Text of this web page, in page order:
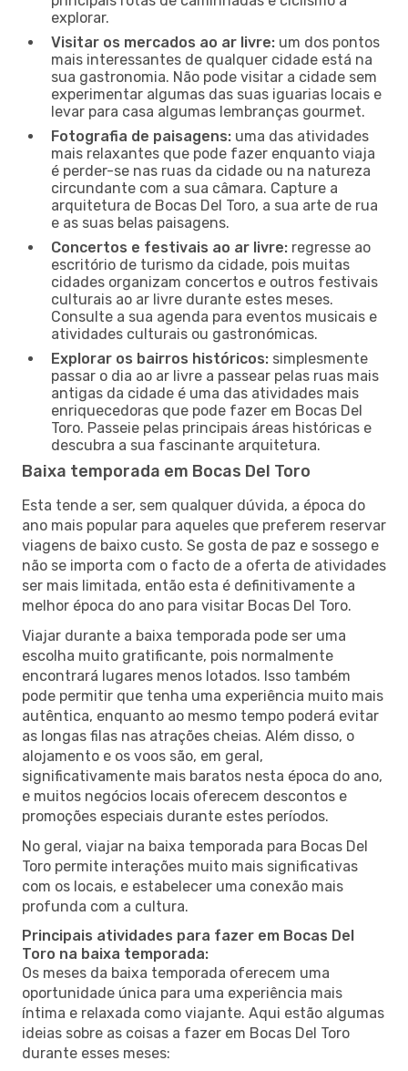
explorar.
Visitar os mercados ao ar livre: um dos pontos
mais interessantes de qualquer cidade está na
sua gastronomia. Não pode visitar a cidade sem
experimentar algumas das suas iguarias locais e
levar para casa algumas lembranças gourmet.
Fotografia de paisagens: uma das atividades
mais relaxantes que pode fazer enquanto viaja
é perder-se nas ruas da cidade ou na natureza
circundante com a sua câmara. Capture a
arquitetura de Bocas Del Toro, a sua arte de rua
e as suas belas paisagens.
Concertos e festivais ao ar livre: regresse ao
escritório de turismo da cidade, pois muitas
cidades organizam concertos e outros festivais
culturais ao ar livre durante estes meses.
Consulte a sua agenda para eventos musicais e
atividades culturais ou gastronómicas.
Explorar os bairros históricos: simplesmente
passar o dia ao ar livre a passear pelas ruas mais
antigas da cidade é uma das atividades mais
enriquecedoras que pode fazer em Bocas Del
Toro. Passeie pelas principais áreas históricas e
descubra a sua fascinante arquitetura.
Baixa temporada em Bocas Del Toro
Esta tende a ser, sem qualquer dúvida, a época do
ano mais popular para aqueles que preferem reservar
viagens de baixo custo. Se gosta de paz e sossego e
não se importa com o facto de a oferta de atividades
ser mais limitada, então esta é definitivamente a
melhor época do ano para visitar Bocas Del Toro.
Viajar durante a baixa temporada pode ser uma
escolha muito gratificante, pois normalmente
encontrará lugares menos lotados. Isso também
pode permitir que tenha uma experiência muito mais
autêntica, enquanto ao mesmo tempo poderá evitar
as longas filas nas atrações cheias. Além disso, o
alojamento e os voos são, em geral,
significativamente mais baratos nesta época do ano,
e muitos negócios locais oferecem descontos e
promoções especiais durante estes períodos.
No geral, viajar na baixa temporada para Bocas Del
Toro permite interações muito mais significativas
com os locais, e estabelecer uma conexão mais
profunda com a cultura.
Principais atividades para fazer em Bocas Del
Toro na baixa temporada:
Os meses da baixa temporada oferecem uma
oportunidade única para uma experiência mais
íntima e relaxada como viajante. Aqui estão algumas
ideias sobre as coisas a fazer em Bocas Del Toro
durante esses meses: